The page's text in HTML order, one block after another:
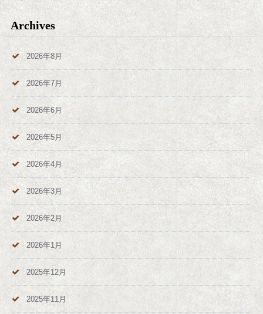
Archives
2026年8月
2026年7月
2026年6月
2026年5月
2026年4月
2026年3月
2026年2月
2026年1月
2025年12月
2025年11月